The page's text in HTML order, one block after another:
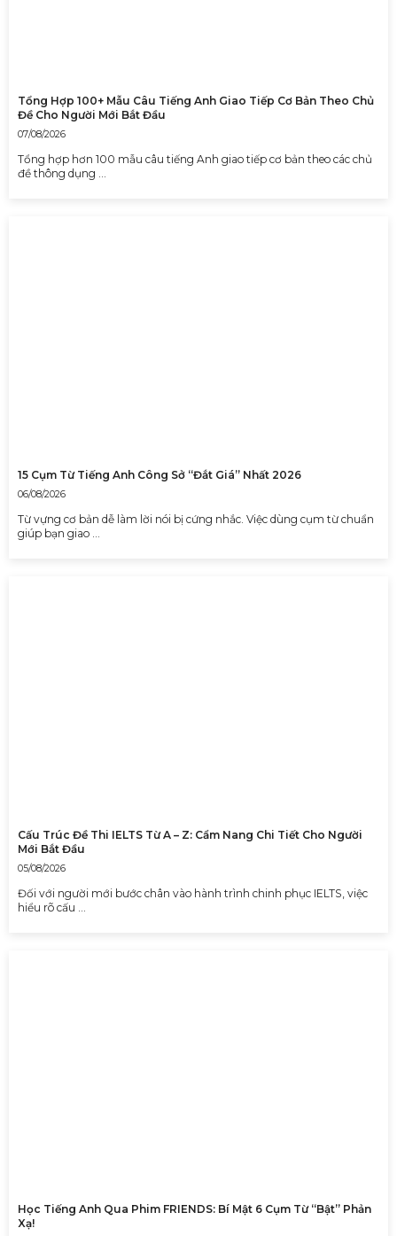
Tổng Hợp 100+ Mẫu Câu Tiếng Anh Giao Tiếp Cơ Bản Theo Chủ
Đề Cho Người Mới Bắt Đầu
07/08/2026
Tổng hợp hơn 100 mẫu câu tiếng Anh giao tiếp cơ bản theo các chủ
đề thông dụng …
15 Cụm Từ Tiếng Anh Công Sở “Đắt Giá” Nhất 2026
06/08/2026
Từ vựng cơ bản dễ làm lời nói bị cứng nhắc. Việc dùng cụm từ chuẩn
giúp bạn giao …
Cấu Trúc Đề Thi IELTS Từ A – Z: Cẩm Nang Chi Tiết Cho Người
Mới Bắt Đầu
05/08/2026
Đối với người mới bước chân vào hành trình chinh phục IELTS, việc
hiểu rõ cấu …
Học Tiếng Anh Qua Phim FRIENDS: Bí Mật 6 Cụm Từ “Bật” Phản
Xạ!